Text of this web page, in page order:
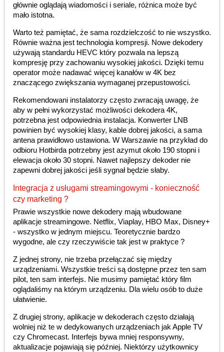
głównie oglądają wiadomości i seriale, różnica może być
mało istotna.
Warto też pamiętać, że sama rozdzielczość to nie wszystko.
Równie ważna jest technologia kompresji. Nowe dekodery
używają standardu HEVC który pozwala na lepszą
kompresję przy zachowaniu wysokiej jakości. Dzięki temu
operator może nadawać więcej kanałów w 4K bez
znaczącego zwiększania wymaganej przepustowości.
Rekomendowani instalatorzy często zwracają uwagę, że
aby w pełni wykorzystać możliwości dekodera 4K,
potrzebna jest odpowiednia instalacja. Konwerter LNB
powinien być wysokiej klasy, kable dobrej jakości, a sama
antena prawidłowo ustawiona. W Warszawie na przykład do
odbioru Hotbirda potrzebny jest azymut około 190 stopni i
elewacja około 30 stopni. Nawet najlepszy dekoder nie
zapewni dobrej jakości jeśli sygnał będzie słaby.
Integracja z usługami streamingowymi - konieczność
czy marketing ?
Prawie wszystkie nowe dekodery mają wbudowane
aplikacje streamingowe. Netflix, Viaplay, HBO Max, Disney+
- wszystko w jednym miejscu. Teoretycznie bardzo
wygodne, ale czy rzeczywiście tak jest w praktyce ?
Z jednej strony, nie trzeba przełączać się między
urządzeniami. Wszystkie treści są dostępne przez ten sam
pilot, ten sam interfejs. Nie musimy pamiętać który film
oglądaliśmy na którym urządzeniu. Dla wielu osób to duże
ułatwienie.
Z drugiej strony, aplikacje w dekoderach często działają
wolniej niż te w dedykowanych urządzeniach jak Apple TV
czy Chromecast. Interfejs bywa mniej responsywny,
aktualizacje pojawiają się później. Niektórzy użytkownicy